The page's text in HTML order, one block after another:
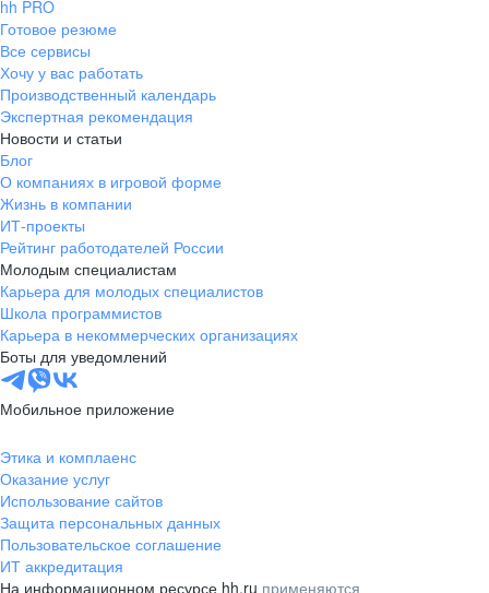
hh PRO
Готовое резюме
Все сервисы
Хочу у вас работать
Производственный календарь
Экспертная рекомендация
Новости и статьи
Блог
О компаниях в игровой форме
Жизнь в компании
ИТ-проекты
Рейтинг работодателей России
Молодым специалистам
Карьера для молодых специалистов
Школа программистов
Карьера в некоммерческих организациях
Боты для уведомлений
Мобильное приложение
Этика и комплаенс
Оказание услуг
Использование сайтов
Защита персональных данных
Пользовательское соглашение
ИТ аккредитация
На информационном ресурсе hh.ru применяются